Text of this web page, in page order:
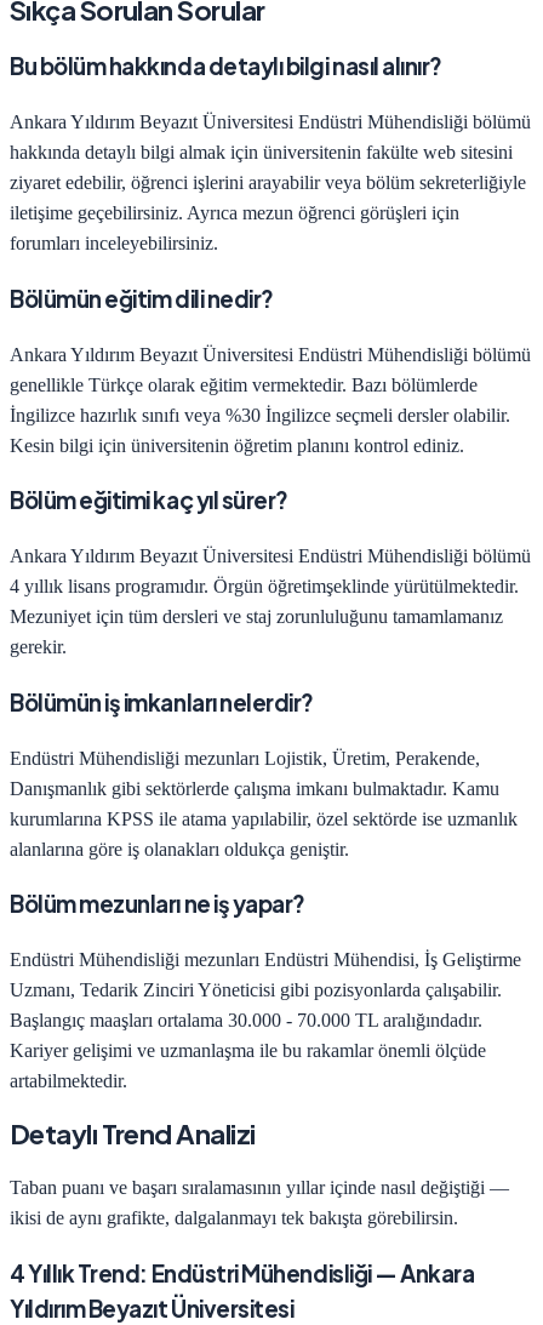
Sıkça Sorulan Sorular
Bu bölüm hakkında detaylı bilgi nasıl alınır?
Ankara Yıldırım Beyazıt Üniversitesi Endüstri Mühendisliği bölümü
hakkında detaylı bilgi almak için üniversitenin fakülte web sitesini
ziyaret edebilir, öğrenci işlerini arayabilir veya bölüm sekreterliğiyle
iletişime geçebilirsiniz. Ayrıca mezun öğrenci görüşleri için
forumları inceleyebilirsiniz.
Bölümün eğitim dili nedir?
Ankara Yıldırım Beyazıt Üniversitesi Endüstri Mühendisliği bölümü
genellikle Türkçe olarak eğitim vermektedir. Bazı bölümlerde
İngilizce hazırlık sınıfı veya %30 İngilizce seçmeli dersler olabilir.
Kesin bilgi için üniversitenin öğretim planını kontrol ediniz.
Bölüm eğitimi kaç yıl sürer?
Ankara Yıldırım Beyazıt Üniversitesi Endüstri Mühendisliği bölümü
4 yıllık lisans programıdır. Örgün öğretimşeklinde yürütülmektedir.
Mezuniyet için tüm dersleri ve staj zorunluluğunu tamamlamanız
gerekir.
Bölümün iş imkanları nelerdir?
Endüstri Mühendisliği mezunları Lojistik, Üretim, Perakende,
Danışmanlık gibi sektörlerde çalışma imkanı bulmaktadır. Kamu
kurumlarına KPSS ile atama yapılabilir, özel sektörde ise uzmanlık
alanlarına göre iş olanakları oldukça geniştir.
Bölüm mezunları ne iş yapar?
Endüstri Mühendisliği mezunları Endüstri Mühendisi, İş Geliştirme
Uzmanı, Tedarik Zinciri Yöneticisi gibi pozisyonlarda çalışabilir.
Başlangıç maaşları ortalama 30.000 - 70.000 TL aralığındadır.
Kariyer gelişimi ve uzmanlaşma ile bu rakamlar önemli ölçüde
artabilmektedir.
Detaylı Trend Analizi
Taban puanı ve başarı sıralamasının yıllar içinde nasıl değiştiği —
ikisi de aynı grafikte, dalgalanmayı tek bakışta görebilirsin.
4Yıllık Trend: Endüstri Mühendisliği—Ankara
Yıldırım Beyazıt Üniversitesi